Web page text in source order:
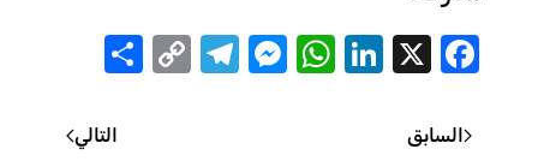
Facebook
X
LinkedIn
WhatsApp
Messenger
Telegram
Copy
السابق التالي